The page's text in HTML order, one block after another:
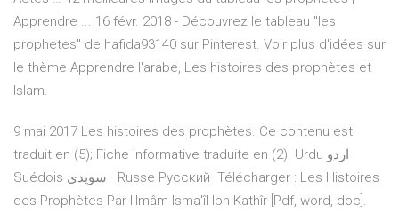
Apprendre ... 16 févr. 2018 - Découvrez le tableau "les
prophetes" de hafida93140 sur Pinterest. Voir plus d'idées sur
le thème Apprendre l'arabe, Les histoires des prophètes et
Islam.
9 mai 2017 Les histoires des prophètes. Ce contenu est
traduit en (5); Fiche informative traduite en (2). Urdu اردو ·
Suédois سويدي · Russe Русский Télécharger : Les Histoires
des Prophètes Par l'Imâm Isma'îl Ibn Kathîr [Pdf, word, doc].